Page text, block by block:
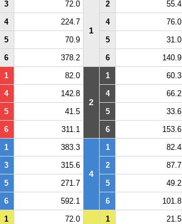
3 72.0
1
2 55.4
4 224.7 4 76.0
5 70.9 5 31.0
6 378.2 6 140.9
1 82.0
2
1 60.3
4 142.8 4 66.2
5 41.5 5 33.6
6 311.1 6 153.6
1 383.3
4
1 82.4
3 315.6 2 87.7
5 271.7 5 49.2
6 592.1 6 101.8
1 72.0 1 21.5